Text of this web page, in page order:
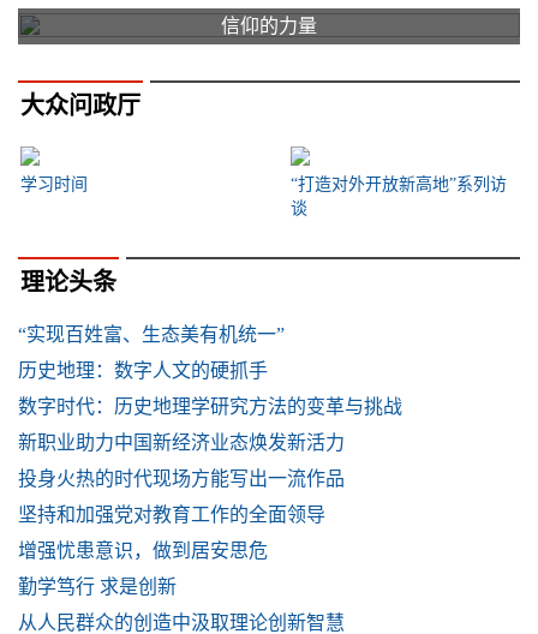
信仰的力量
大众问政厅
学习时间
“打造对外开放新高地”系列访
谈
理论头条
“实现百姓富、生态美有机统一”
历史地理：数字人文的硬抓手
数字时代：历史地理学研究方法的变革与挑战
新职业助力中国新经济业态焕发新活力
投身火热的时代现场方能写出一流作品
坚持和加强党对教育工作的全面领导
增强忧患意识，做到居安思危
勤学笃行 求是创新
从人民群众的创造中汲取理论创新智慧